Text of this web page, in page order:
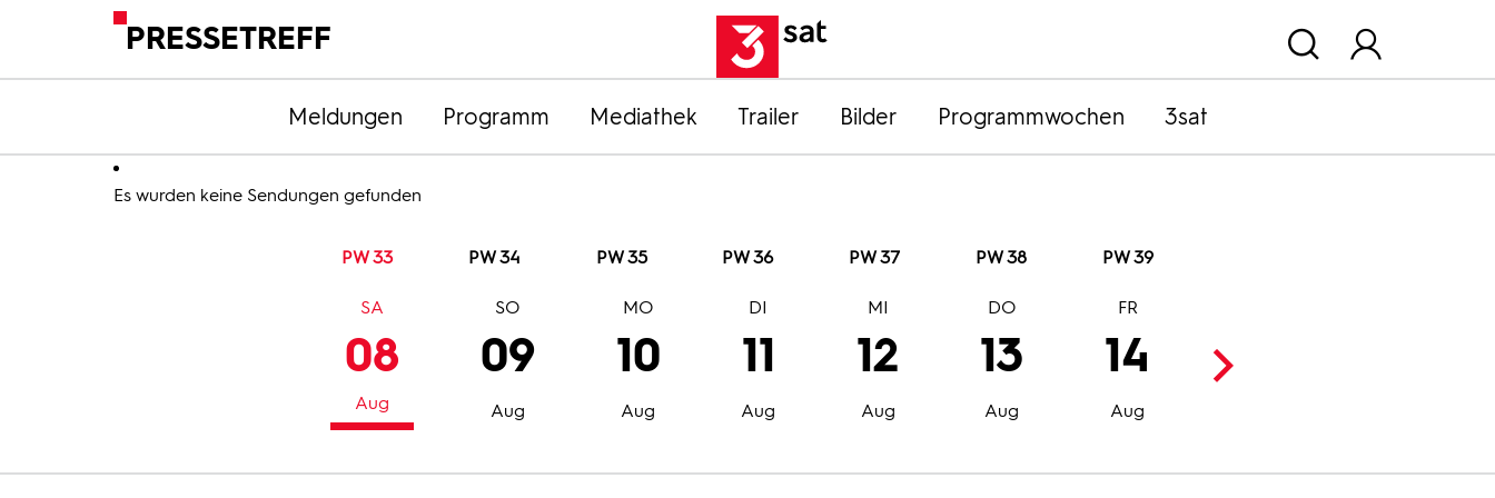
PRESSETREFF
Meldungen Programm Mediathek Trailer Bilder Programmwochen 3sat
Es wurden keine Sendungen gefunden
PW 33 PW 34 PW 35 PW 36 PW 37 PW 38 PW 39
08
Aug
SA
09
Aug
SO
10
Aug
MO
11
Aug
DI
12
Aug
MI
13
Aug
DO
14
Aug
FR
15